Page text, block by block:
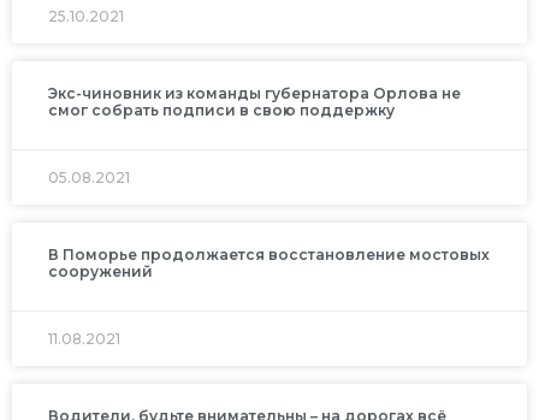
25.10.2021
Экс-чиновник из команды губернатора Орлова не
смог собрать подписи в свою поддержку
05.08.2021
В Поморье продолжается восстановление мостовых
сооружений
11.08.2021
Водители, будьте внимательны – на дорогах всё